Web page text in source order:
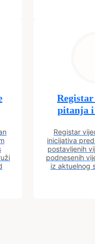
pitanja
Registar
inicijativa
postavljenih
podnesenih
iz aktuelnog